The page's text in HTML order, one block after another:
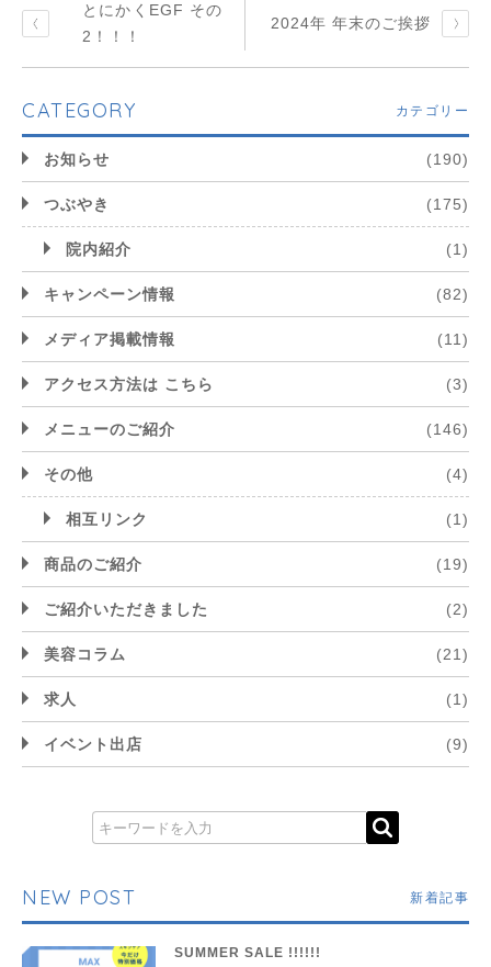
とにかくEGF その
2！！！
2024年 年末のご挨拶
CATEGORY カテゴリー
お知らせ (190)
つぶやき (175)
院内紹介 (1)
キャンペーン情報 (82)
メディア掲載情報 (11)
アクセス方法は こちら (3)
メニューのご紹介 (146)
その他 (4)
相互リンク (1)
商品のご紹介 (19)
ご紹介いただきました (2)
美容コラム (21)
求人 (1)
イベント出店 (9)
NEW POST 新着記事
SUMMER SALE !!!!!!